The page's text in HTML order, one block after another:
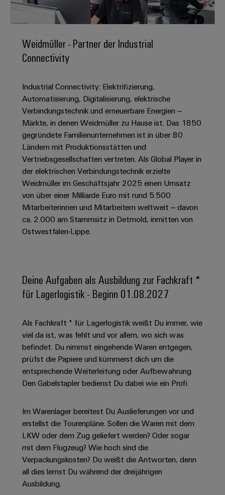
erlebbar
werden.
Lösungen
und
Produkte
Rechenzentren
–
effizient,
zuverlässig,
skalierbar
Energiespeicher
Lösungen
und
Produkte
für
Energiespeichersysteme
(ESS)
Energieübertragung
und
und
Sicherheit
für
Energienetze
Gebäudeinfrastruktur
Lösungen
für
die
spezifischen
Anforderungen
der
Gebäudeinfrastruktur
Gerätehersteller
Innovative
Verbindungslösungen
für
Geräte
Anschlusstechnologie
Microgrids
OS
Edge
Computing
Industrial
5G
Single
Pair
Ethernet
Schaltschrank-
Feldverdrahtung
Smart
Building
Smart
Metering
Weidmüller
Configurator
Workplace
Solutions
Systeme
und
Lösungen
Leiterplattenklemmen
und
-
Kabeleinführungssysteme
und
-
komponenten
Anschlussleitungen,
Patchkabel
und
Kabel
SPS
Systemverkabelung
&
Verteilerboxen
Elektronik
Koppelrelais
&
Halbleiterrelais
und
Messumformer
Stromversorgungen
Elektronikgehäuse
Blitz-
Fast
Service
Beratung
und
digitale
Planung
easyConnect
-
Ihre
Industrial
Service
Platform
Connectivity
Engineering
Weidmüller
PCB
Connector
Services
Akkreditiertes
Support
Technischer
Support
Umweltbezogene
uns
Info
für
unsere
Partner
Vertrieb
Großhandelssuche
News
Messen
Webshop
Preisliste
Kataloganforderung
Unternehmen
Weidmüller
und
Fakten
Unser
Vorstand
Nachhaltigkeit
Weidmüller
Academy
People
&
Culture
Compliance
Weidmüller
Orange
Mag
|
Länder
Management
Informationen
und
Presse
Unternehmensmeldungen
Fachpressemeldungen
Karriere
Stellen
Berufserfahrene
Studierende
Werkstudententätigkeiten
Praktika
Abschlussarbeiten
Neuanfang
für
Studienabbrecher
Offene
Stellen
Für
und
Schüler
Ausbildung
Duales
Schülerpraktika
Erfolgreiche
Karrierewege
Offene
Ausbildungs-
Weidmüller - Partner der Industrial
Connectivity
Industrial Connectivity: Elektrifizierung,
Automatisierung, Digitalisierung, elektrische
Verbindungstechnik und erneuerbare Energien –
Märkte, in denen Weidmüller zu Hause ist. Das 1850
gegründete Familienunternehmen ist in über 80
Ländern mit Produktionsstätten und
Vertriebsgesellschaften vertreten. Als Global Player in
der elektrischen Verbindungstechnik erzielte
Weidmüller im Geschäftsjahr 2025 einen Umsatz
von über einer Milliarde Euro mit rund 5.500
Mitarbeiterinnen und Mitarbeitern weltweit – davon
ca. 2.000 am Stammsitz in Detmold, inmitten von
Ostwestfalen-Lippe.
Deine Aufgaben als Ausbildung zur Fachkraft *
für Lagerlogistik - Beginn 01.08.2027
Als Fachkraft * für Lagerlogistik weißt Du immer, wie
viel da ist, was fehlt und vor allem, wo sich was
befindet. Du nimmst eingehende Waren entgegen,
prüfst die Papiere und kümmerst dich um die
entsprechende Weiterleitung oder Aufbewahrung.
Den Gabelstapler bedienst Du dabei wie ein Profi.
Im Warenlager bereitest Du Auslieferungen vor und
erstellst die Tourenpläne. Sollen die Waren mit dem
LKW oder dem Zug geliefert werden? Oder sogar
mit dem Flugzeug? Wie hoch sind die
Verpackungskosten? Du weißt die Antworten, denn
all dies lernst Du während der dreijährigen
Ausbildung.